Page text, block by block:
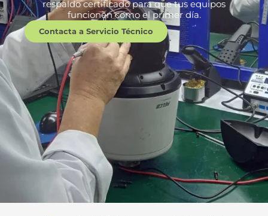
respaldo certificado para que tus equipos
funcionen como el primer día.
Contacta a Servicio Técnico